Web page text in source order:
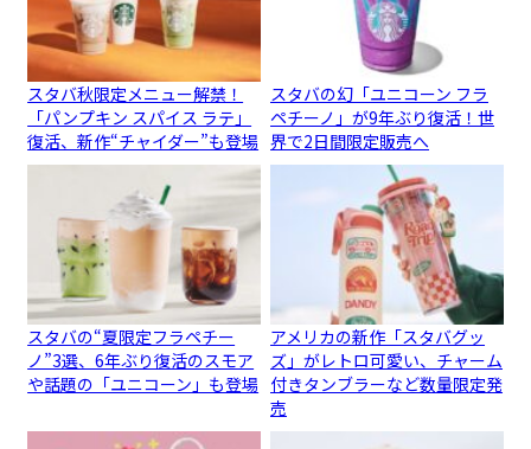
スタバ秋限定メニュー解禁！
「パンプキン スパイス ラテ」
復活、新作“チャイダー”も登場
スタバの幻「ユニコーン フラ
ペチーノ」が9年ぶり復活！世
界で2日間限定販売へ
スタバの“夏限定フラペチー
ノ”3選、6年ぶり復活のスモア
や話題の「ユニコーン」も登場
アメリカの新作「スタバグッ
ズ」がレトロ可愛い、チャーム
付きタンブラーなど数量限定発
売